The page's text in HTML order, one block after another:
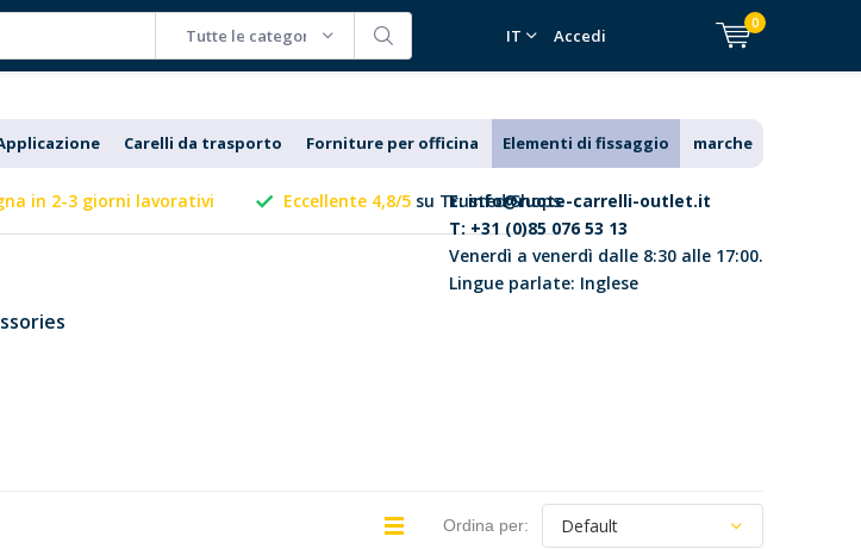
Tutte le categorie IT Accedi
0
Carelli da trasporto Forniture per officina Elementi di fissaggio marche
in 2-3 giorni lavorativi Eccellente 4,8/5 su Trusted Shops
E:info@ruote-carrelli-outlet.it
T: +31 (0)85 076 53 13
Venerdì a venerdì dalle 8:30 alle 17:00.
Lingue parlate: Inglese
Ordina per: